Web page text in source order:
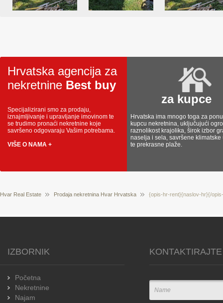
Hrvatska agencija za
nekretnine Best buy
Specijalizirani smo za prodaju,
iznajmljivanje i upravljanje imovinom te
se trudimo pronaći nekretnine koje
savršeno odgovaraju Vašim potrebama.
VIŠE O NAMA +
za kupce
Hrvatska ima mnogo toga za
kupcu nekretnina, uključujući
raznolikost krajolika, širok izbor
naselja i sela, savršene klimatske
te prekrasne plaže.
Hvar Real Estate Prodaja nekretnina Hvar Hrvatska {opis-hr-rent}{naslov-hr}{/
IZBORNIK
Početna
Nekretnine
Najam